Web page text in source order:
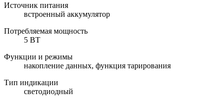
Источник питания
встроенный аккумулятор
Потребляемая мощность
5 ВТ
Функции и режимы
накопление данных, функция тарирования
Тип индикации
светодиодный